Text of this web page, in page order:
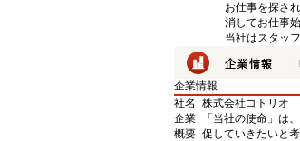
お仕事を探さ
消してお仕事
当社はスタッ
企業情報
社名
株式会社コトリオ
企業
概要
「当社の使命」は
促していきたいと